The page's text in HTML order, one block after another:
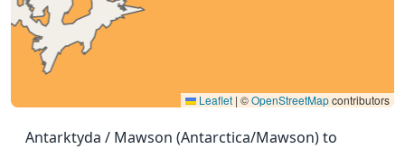
Leaflet | ©OpenStreetMapcontributors
Antarktyda / Mawson (Antarctica/Mawson) to